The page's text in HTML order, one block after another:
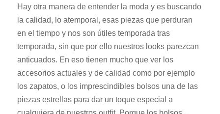
Hay otra manera de entender la moda y es buscando
la calidad, lo atemporal, esas piezas que perduran
en el tiempo y nos son útiles temporada tras
temporada, sin que por ello nuestros looks parezcan
anticuados. En eso tienen mucho que ver los
accesorios actuales y de calidad como por ejemplo
los zapatos, o los imprescindibles bolsos una de las
piezas estrellas para dar un toque especial a